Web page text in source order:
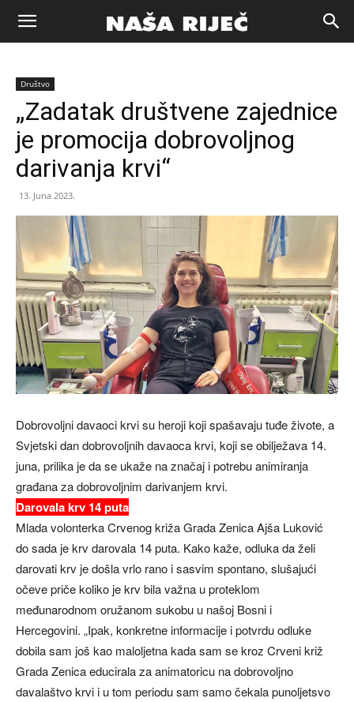
Naša
riječ
Zenica
Društvo
„Zadatak društvene zajednice
je promocija dobrovoljnog
darivanja krvi“
13. Juna 2023.
Dobrovoljni davaoci krvi su heroji koji spašavaju tuđe živote, a
Svjetski dan dobrovoljnih davaoca krvi, koji se obilježava 14.
juna, prilika je da se ukaže na značaj i potrebu animiranja
građana za dobrovoljnim darivanjem krvi.
Darovala krv 14 puta
Mlada volonterka Crvenog križa Grada Zenica Ajša Luković
do sada je krv darovala 14 puta. Kako kaže, odluka da želi
darovati krv je došla vrlo rano i sasvim spontano, slušajući
očeve priče koliko je krv bila važna u proteklom
međunarodnom oružanom sukobu u našoj Bosni i
Hercegovini. „Ipak, konkretne informacije i potvrdu odluke
dobila sam još kao maloljetna kada sam se kroz Crveni križ
Grada Zenica educirala za animatoricu na dobrovoljno
davalaštvo krvi i u tom periodu sam samo čekala punoljetsvo